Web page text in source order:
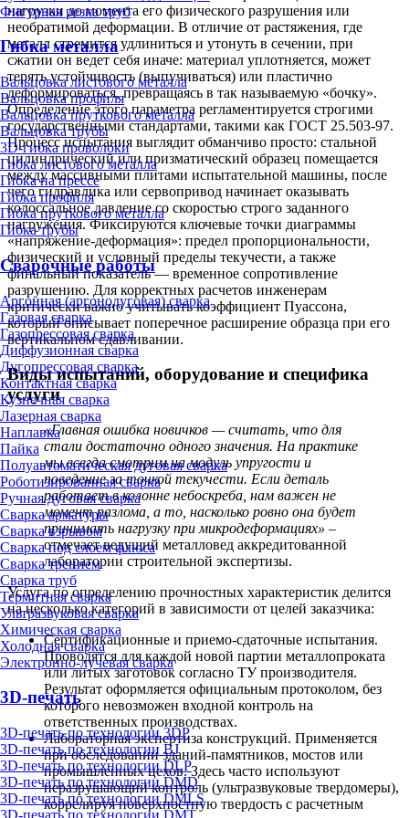
Фигурная резка труб
Гибка металла
Вальцовка листового металла
Вальцовка профиля
Вальцовка пруткового металла
Вальцовка трубы
3D-гибка проволоки
Гибка листового металла
Гибка на прессе
Гибка профиля
Гибка пруткового металла
Гибка трубы
Сварочные работы
Аргонная (аргонодуговая) сварка
Газовая сварка
Газопрессовая сварка
Диффузионная сварка
Дугопрессовая сварка
Контактная сварка
Кузнечная сварка
Лазерная сварка
Наплавка
Пайка
Полуавтоматическая дуговая сварка
Роботизированная сварка
Ручная дуговая сварка
Сварка арматуры
Сварка взрывом
Сварка под слоем флюса
Сварка трением
Сварка труб
Термитная сварка
Ультразвуковая сварка
Химическая сварка
Холодная сварка
Электронно-лучевая сварка
3D-печать
3D-печать по технологии 3DP
3D-печать по технологии BJ
3D-печать по технологии DLP
3D-печать по технологии DMD
3D-печать по технологии DMLS
3D-печать по технологии DMT
нагрузки до момента его физического разрушения или
необратимой деформации. В отличие от растяжения, где
металл стремится удлиниться и утонуть в сечении, при
сжатии он ведет себя иначе: материал уплотняется, может
терять устойчивость (выпучиваться) или пластично
деформироваться, превращаясь в так называемую «бочку».
Определение этого параметра регламентируется строгими
государственными стандартами, такими как ГОСТ 25.503-97.
Процесс испытания выглядит обманчиво просто: стальной
цилиндрический или призматический образец помещается
между массивными плитами испытательной машины, после
чего гидравлика или сервопривод начинает оказывать
колоссальное давление со скоростью строго заданного
нагружения. Фиксируются ключевые точки диаграммы
«напряжение-деформация»: предел пропорциональности,
физический и условный пределы текучести, а также
финальный показатель — временное сопротивление
разрушению. Для корректных расчетов инженерам
критически важно учитывать коэффициент Пуассона,
который описывает поперечное расширение образца при его
вертикальном сдавливании.
Виды испытаний, оборудование и специфика
услуги
«Главная ошибка новичков — считать, что для
стали достаточно одного значения. На практике
мы всегда смотрим на модуль упругости и
поведение за точкой текучести. Если деталь
работает в колонне небоскреба, нам важен не
момент разлома, а то, насколько ровно она будет
принимать нагрузку при микродеформациях» –
отмечает ведущий металловед аккредитованной
лаборатории строительной экспертизы.
Услуга по определению прочностных характеристик делится
на несколько категорий в зависимости от целей заказчика:
Сертификационные и приемо-сдаточные испытания.
Проводятся для каждой новой партии металлопроката
или литых заготовок согласно ТУ производителя.
Результат оформляется официальным протоколом, без
которого невозможен входной контроль на
ответственных производствах.
Лабораторная экспертиза конструкций. Применяется
при обследовании зданий-памятников, мостов или
промышленных цехов. Здесь часто используют
неразрушающий контроль (ультразвуковые твердомеры),
коррелируя поверхностную твердость с расчетным